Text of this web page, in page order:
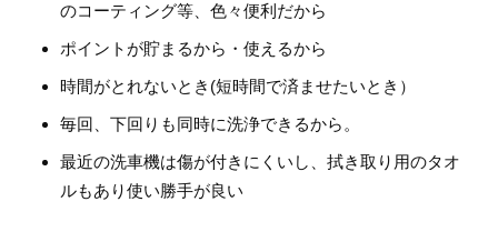
のコーティング等、色々便利だから
ポイントが貯まるから・使えるから
時間がとれないとき(短時間で済ませたいとき）
毎回、下回りも同時に洗浄できるから。
最近の洗車機は傷が付きにくいし、拭き取り用のタオ
ルもあり使い勝手が良い